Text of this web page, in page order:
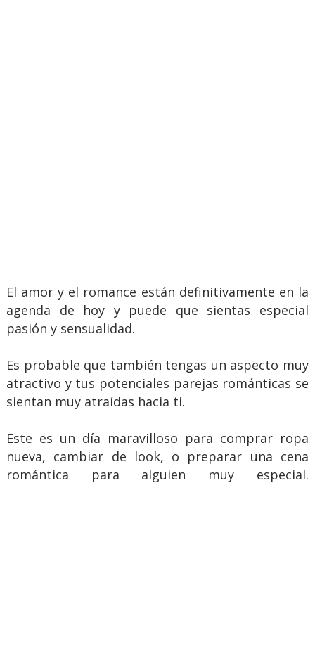
El amor y el romance están definitivamente en la
agenda de hoy y puede que sientas especial
pasión y sensualidad.
Es probable que también tengas un aspecto muy
atractivo y tus potenciales parejas románticas se
sientan muy atraídas hacia ti.
Este es un día maravilloso para comprar ropa
nueva, cambiar de look, o preparar una cena
romántica para alguien muy especial.